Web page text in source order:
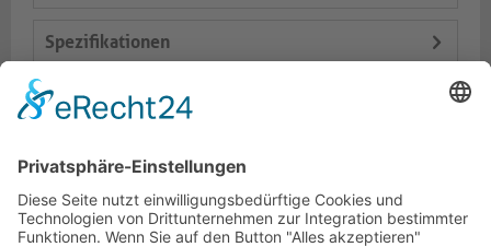
Spezifikationen
Lieferumfang
Dokumente